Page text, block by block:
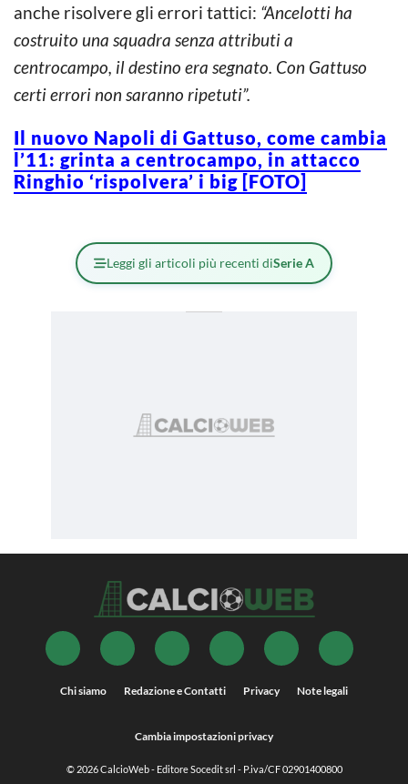
anche risolvere gli errori tattici: “Ancelotti ha
costruito una squadra senza attributi a
centrocampo, il destino era segnato. Con Gattuso
certi errori non saranno ripetuti”.
Il nuovo Napoli di Gattuso, come cambia
l’11: grinta a centrocampo, in attacco
Ringhio ‘rispolvera’ i big [FOTO]
Leggi gli articoli più recenti diSerie A
Chi siamo Redazione e Contatti Privacy Note legali
Cambia impostazioni privacy
© 2026CalcioWeb- Editore Socedit srl - P.iva/CF 02901400800